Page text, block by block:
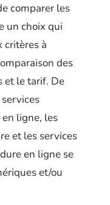
comparer les
un choix qui
critères à
des
et le tarif. De
ligne, les
et les services
en ligne se
et/ou